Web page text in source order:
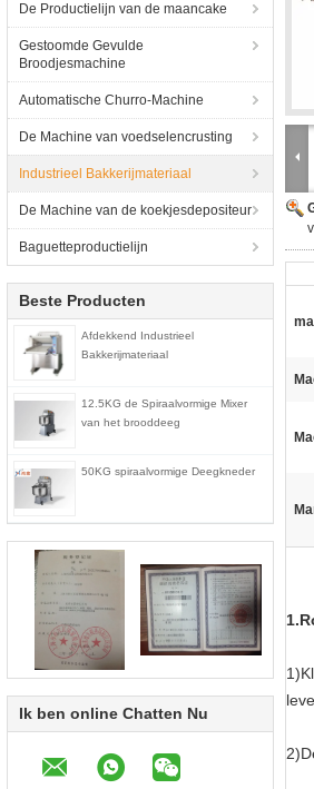
De Productielijn van de maancake
Gestoomde Gevulde
Broodjesmachine
Automatische Churro-Machine
De Machine van voedselencrusting
Industrieel Bakkerijmateriaal
De Machine van de koekjesdepositeur
Baguetteproductielijn
Beste Producten
Afdekkend Industrieel
Bakkerijmateriaal
12.5KG de Spiraalvormige Mixer
van het brooddeeg
50KG spiraalvormige Deegkneder
Ik ben online Chatten Nu